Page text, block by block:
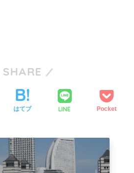
SHARE
はてブ LINE Pocket